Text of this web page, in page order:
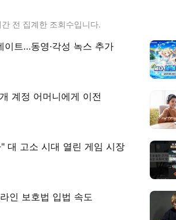
전 집계한 조회수입니다.
이트…동영·각성 녹스 추가
계정 어머니에게 이전
대 고소 시대 열린 게임 시장
인 보호법 입법 속도